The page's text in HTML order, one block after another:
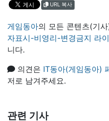
URL 복사
게임동아의 모든 콘텐츠(기
자표시-비영리-변경금지 라
니다.
의견은 IT동아(게임동아)
저로 남겨주세요.
관련 기사